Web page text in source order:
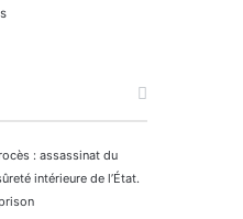
: assassinat du
intérieure de l’État.